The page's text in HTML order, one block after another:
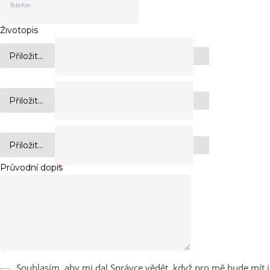
Životopis
Přiložit...
Přiložit...
Přiložit...
Průvodní dopis
*
Souhlasím, aby mi dal Správce vědět, když pro mě bude mít